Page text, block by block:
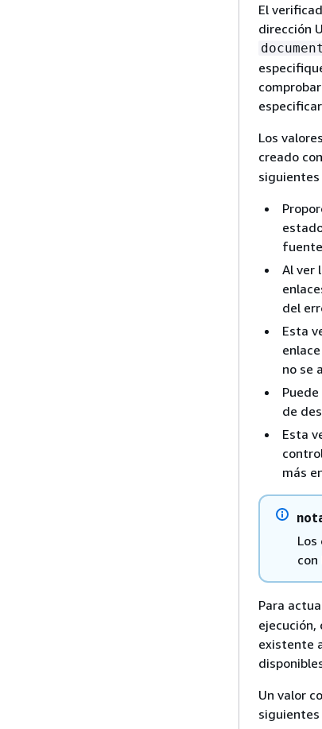
El
dirección
Los
creado
Al ver
del
Esta
no se
de
Esta
más
Para
ejecución,
existente
Un valor
siguientes